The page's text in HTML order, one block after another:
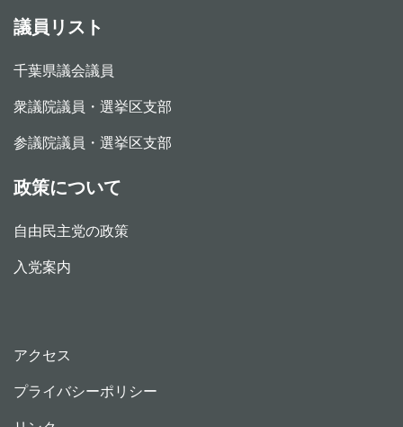
議員リスト
千葉県議会議員
衆議院議員・選挙区支部
参議院議員・選挙区支部
政策について
自由民主党の政策
入党案内
アクセス
プライバシーポリシー